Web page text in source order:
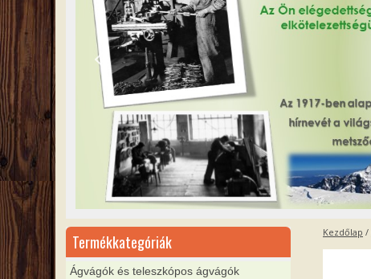
Kezdőlap /
Termékkategóriák
Ágvágók és teleszkópos ágvágók